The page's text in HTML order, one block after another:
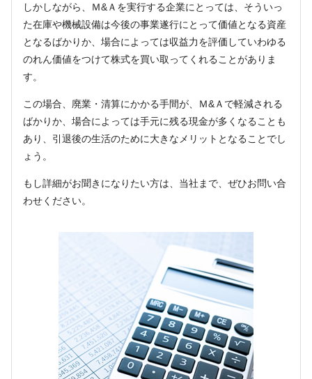
しかしながら、Ｍ&Ａを実行する企業にとっては、そういっ
た在庫や機械設備は今後の事業遂行にとって価値となる資産
となるばかりか、場合によっては収益力を評価していわゆる
のれん価値をつけて株式を買い取ってくれることがありま
す。
この場合、廃業・清算にかかる手間が、Ｍ&Ａで軽減される
ばかりか、場合によっては手元に残る現金が多くなることも
あり、引退後の生活のために大きなメリットとなることでし
ょう。
もし詳細がお聞きになりたい方は、当社まで、ぜひお問い合
わせください。